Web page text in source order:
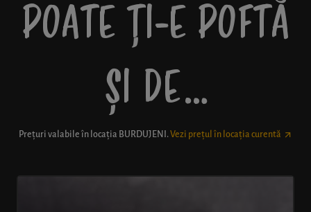
POATE ȚI-E POFTĂ
ȘI DE…
Prețuri valabile în locația BURDUJENI . Vezi prețul în locația curentă